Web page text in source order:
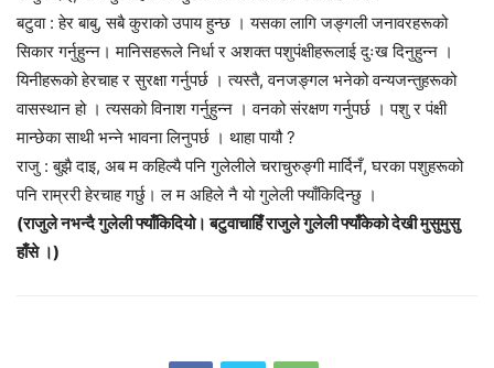
बटुवा : हेर बाबु, सबै कुराको उपाय हुन्छ । यसका लागि जङ्गली जनावरहरूको
सिकार गर्नुहुन्न। मानिसहरूले निर्धा र अशक्त पशुपंक्षीहरूलाई दुःख दिनुहुन्न ।
यिनीहरूको हेरचाह र सुरक्षा गर्नुपर्छ । त्यस्तै, वनजङ्गल भनेको वन्यजन्तुहरूको
वासस्थान हो । त्यसको विनाश गर्नुहुन्न । वनको संरक्षण गर्नुपर्छ । पशु र पंक्षी
मान्छेका साथी भन्ने भावना लिनुपर्छ । थाहा पायौ ?
राजु : बुझै दाइ, अब म कहिल्यै पनि गुलेलीले चराचुरुङ्गी मार्दिनँ, घरका पशुहरूको
पनि राम्ररी हेरचाह गर्छु। ल म अहिले नै यो गुलेली फ्याँकिदिन्छु ।
(राजुले नभन्दै गुलेली फ्याँकिदियो। बटुवाचाहिँ राजुले गुलेली फ्याँकेको देखी मुसुमुसु
हाँसे ।)